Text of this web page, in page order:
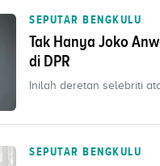
SEPUTAR BENGKULU
Tak Hanya Joko
di DPR
Inilah deretan selebriti
SEPUTAR BENGKULU